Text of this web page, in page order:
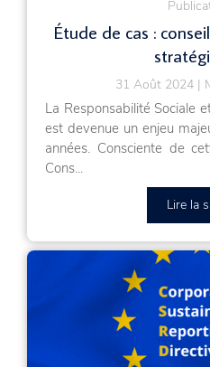
Étude de cas :
31 Août 2024
La Responsabilité Sociale
est devenue un enjeu
années. Consciente de
Cons...
Lire la